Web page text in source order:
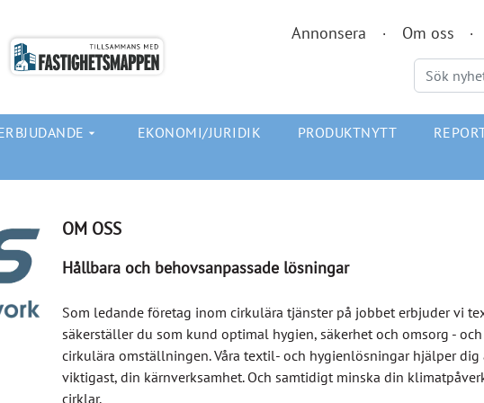
Annonsera Om oss
arrow_drop_down EKONOMI/JURIDIK PRODUKTNYTT
OM OSS
Hållbara och behovsanpassade lösningar
Som ledande företag inom cirkulära tjänster på jobbet erbjuder vi
säkerställer du som kund optimal hygien, säkerhet och omsorg -
cirkulära omställningen. Våra textil- och hygienlösningar hjälper dig
viktigast, din kärnverksamhet. Och samtidigt minska din
cirklar.